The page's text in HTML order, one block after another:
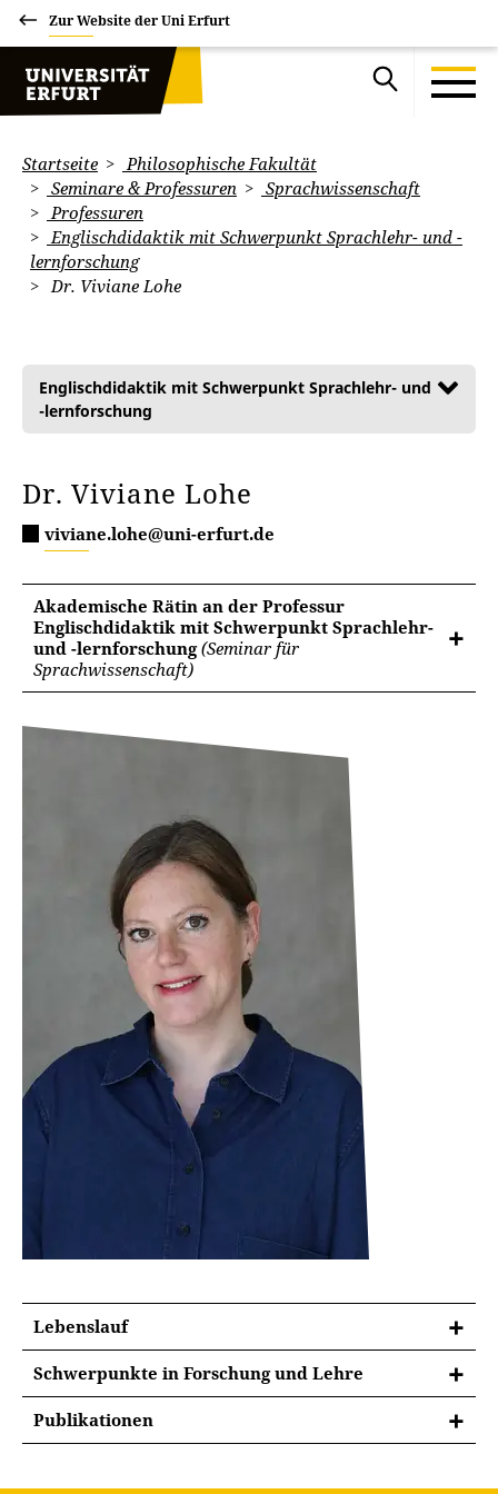
Zur Website der Uni Erfurt
Startseite
Philosophische Fakultät
Seminare & Professuren
Sprachwissenschaft
Professuren
Englischdidaktik mit Schwerpunkt Sprachlehr- und -
lernforschung
Dr. Viviane Lohe
Englischdidaktik mit Schwerpunkt Sprachlehr- und
-lernforschung
Dr. Viviane Lohe
viviane.lohe@uni-erfurt.de
Akademische Rätin an der Professur
Englischdidaktik mit Schwerpunkt Sprachlehr-
und -lernforschung(Seminar für
Sprachwissenschaft)
Lebenslauf
Schwerpunkte in Forschung und Lehre
Mehrsprachigkeit im Englischunterricht
Language Awareness
Publikationen